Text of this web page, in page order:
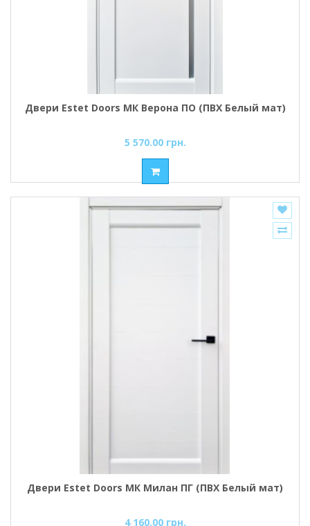
Двери Estet Doors МК Верона ПО (ПВХ Белый мат)
5 570.00 грн.
Двери Estet Doors МК Милан ПГ (ПВХ Белый мат)
4 160.00 грн.